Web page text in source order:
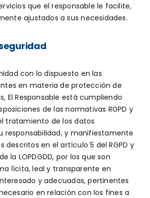
que el responsable le facilite,
ajustados a sus necesidades.
con lo dispuesto en las
en materia de protección de
El Responsable está cumpliendo
de las normativas RGPD y
tratamiento de los datos
responsabilidad, y manifiestamente
descritos en el artículo 5 del RGPD y
la LOPDGDD, por los que son
lícita, leal y transparente en
y adecuadas, pertinentes
en relación con los fines a